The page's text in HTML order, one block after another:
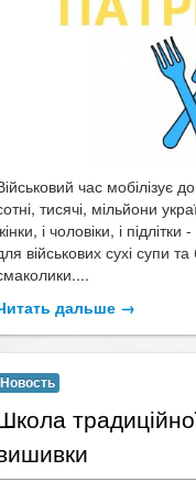
час мобілізує
тисячі, мільйони
і чоловіки, і
військових сухі супи
дальше →
Новость